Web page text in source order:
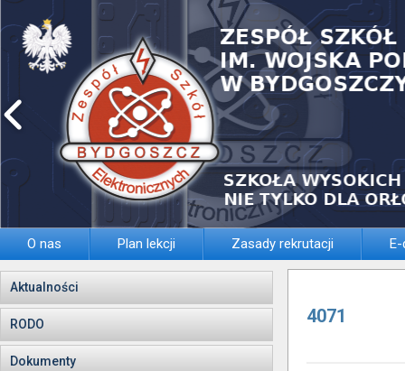
O nas Plan lekcji Zasady rekrutacji
Aktualności
RODO
Dokumenty
4071